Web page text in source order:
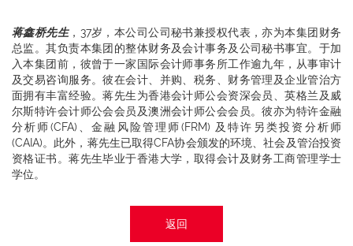
蒋鑫桥先生，37岁，本公司公司秘书兼授权代表，亦为本集团财务
总监。其负责本集团的整体财务及会计事务及公司秘书事宜。于加
入本集团前，彼曾于一家国际会计师事务所工作逾九年，从事审计
及交易咨询服务。彼在会计、并购、税务、财务管理及企业管治方
面拥有丰富经验。蒋先生为香港会计师公会资深会员、英格兰及威
尔斯特许会计师公会会员及澳洲会计师公会会员。彼亦为特许金融
分析师(CFA)、金融风险管理师(FRM) 及特许另类投资分析师
(CAIA)。此外，蒋先生已取得CFA协会颁发的环境、社会及管治投资
资格证书。蒋先生毕业于香港大学，取得会计及财务工商管理学士
学位。
返回